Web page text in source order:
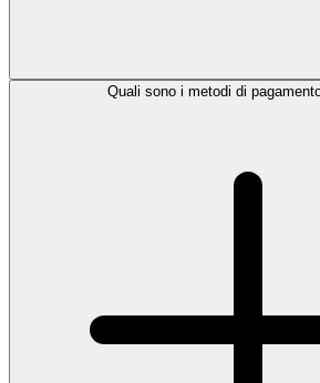
Quali sono i metodi di